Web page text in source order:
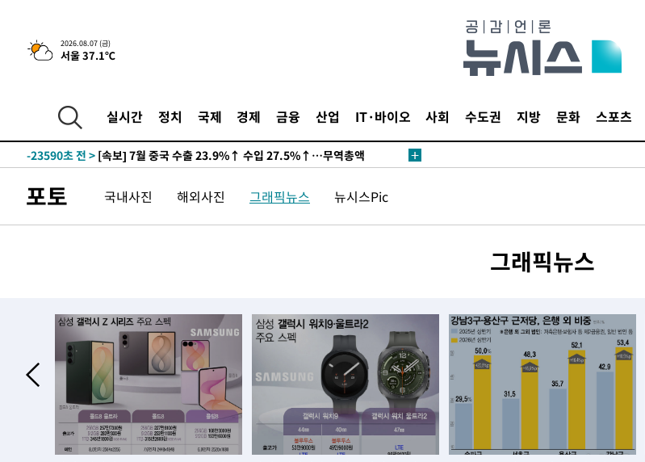
2026.08.07 (금)
서울 37.1℃
실시간 정치 국제 경제 금융 산업 IT·바이오 사회 수도권 지방 문화 스포츠
-31907초 전 >
[속보]규제합리화위원회 부위원장에 김태유 서울대 공대 교수…이
병태 후임
-28265초 전 >
-23590초 전 > [속보] 7월 중국 수출 23.9%↑ 수입 27.5%↑…무역총액
-20616초 전 >
[속보]종합특검, '관저이전 봐주기 감사' 유병호 구속기소
-17216초 전 >민주 콩고 에볼라환자 4천명 돌파, 4053명 발생 1850명 사망
-14054초 전 >[속보]합수본, '투표율 허위 입력' 중앙·서울·경기도 선관위 등 9곳
-13809초 전 > [속보]원·달러 환율, 오전 9시 1423.8원
-13605초 전 >
[속보]삼성전자·SK하이닉스 동반 강보합…1%대 상승 출발
-13591초 전 >[속보]코스닥, 5.95포인트(0.74%) 상승한 807.62개장
-13559초 전 >[속보]코스피, 6300선 재탈환…1.09% 오른 6365.07 개장
-10724초 전 >시리아 다마스쿠스 교외에서 미니버스 폭발.. 14명 부상, 3명은 중
-10022초 전 >입추에도 극한더위…서울 낮 39도 '폭염중대경보'
포토 국내사진 해외사진 그래픽뉴스 뉴시스Pic
그래픽뉴스